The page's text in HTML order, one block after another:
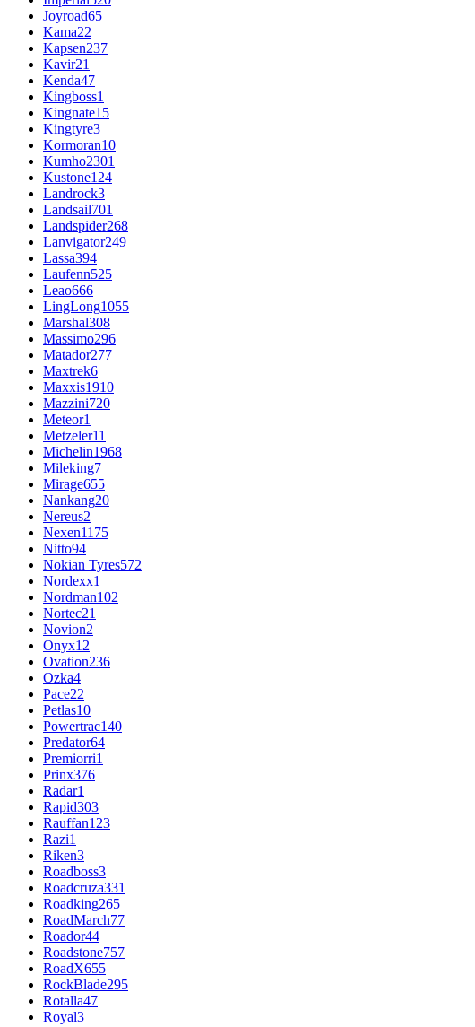
Joyroad65
Kama22
Kapsen237
Kavir21
Kenda47
Kingboss1
Kingnate15
Kingtyre3
Kormoran10
Kumho2301
Kustone124
Landrock3
Landsail701
Landspider268
Lanvigator249
Lassa394
Laufenn525
Leao666
LingLong1055
Marshal308
Massimo296
Matador277
Maxtrek6
Maxxis1910
Mazzini720
Meteor1
Metzeler11
Michelin1968
Mileking7
Mirage655
Nankang20
Nereus2
Nexen1175
Nitto94
Nokian Tyres572
Nordexx1
Nordman102
Nortec21
Novion2
Onyx12
Ovation236
Ozka4
Pace22
Petlas10
Powertrac140
Predator64
Premiorri1
Prinx376
Radar1
Rapid303
Rauffan123
Razi1
Riken3
Roadboss3
Roadcruza331
Roadking265
RoadMarch77
Roador44
Roadstone757
RoadX655
RockBlade295
Rotalla47
Royal3